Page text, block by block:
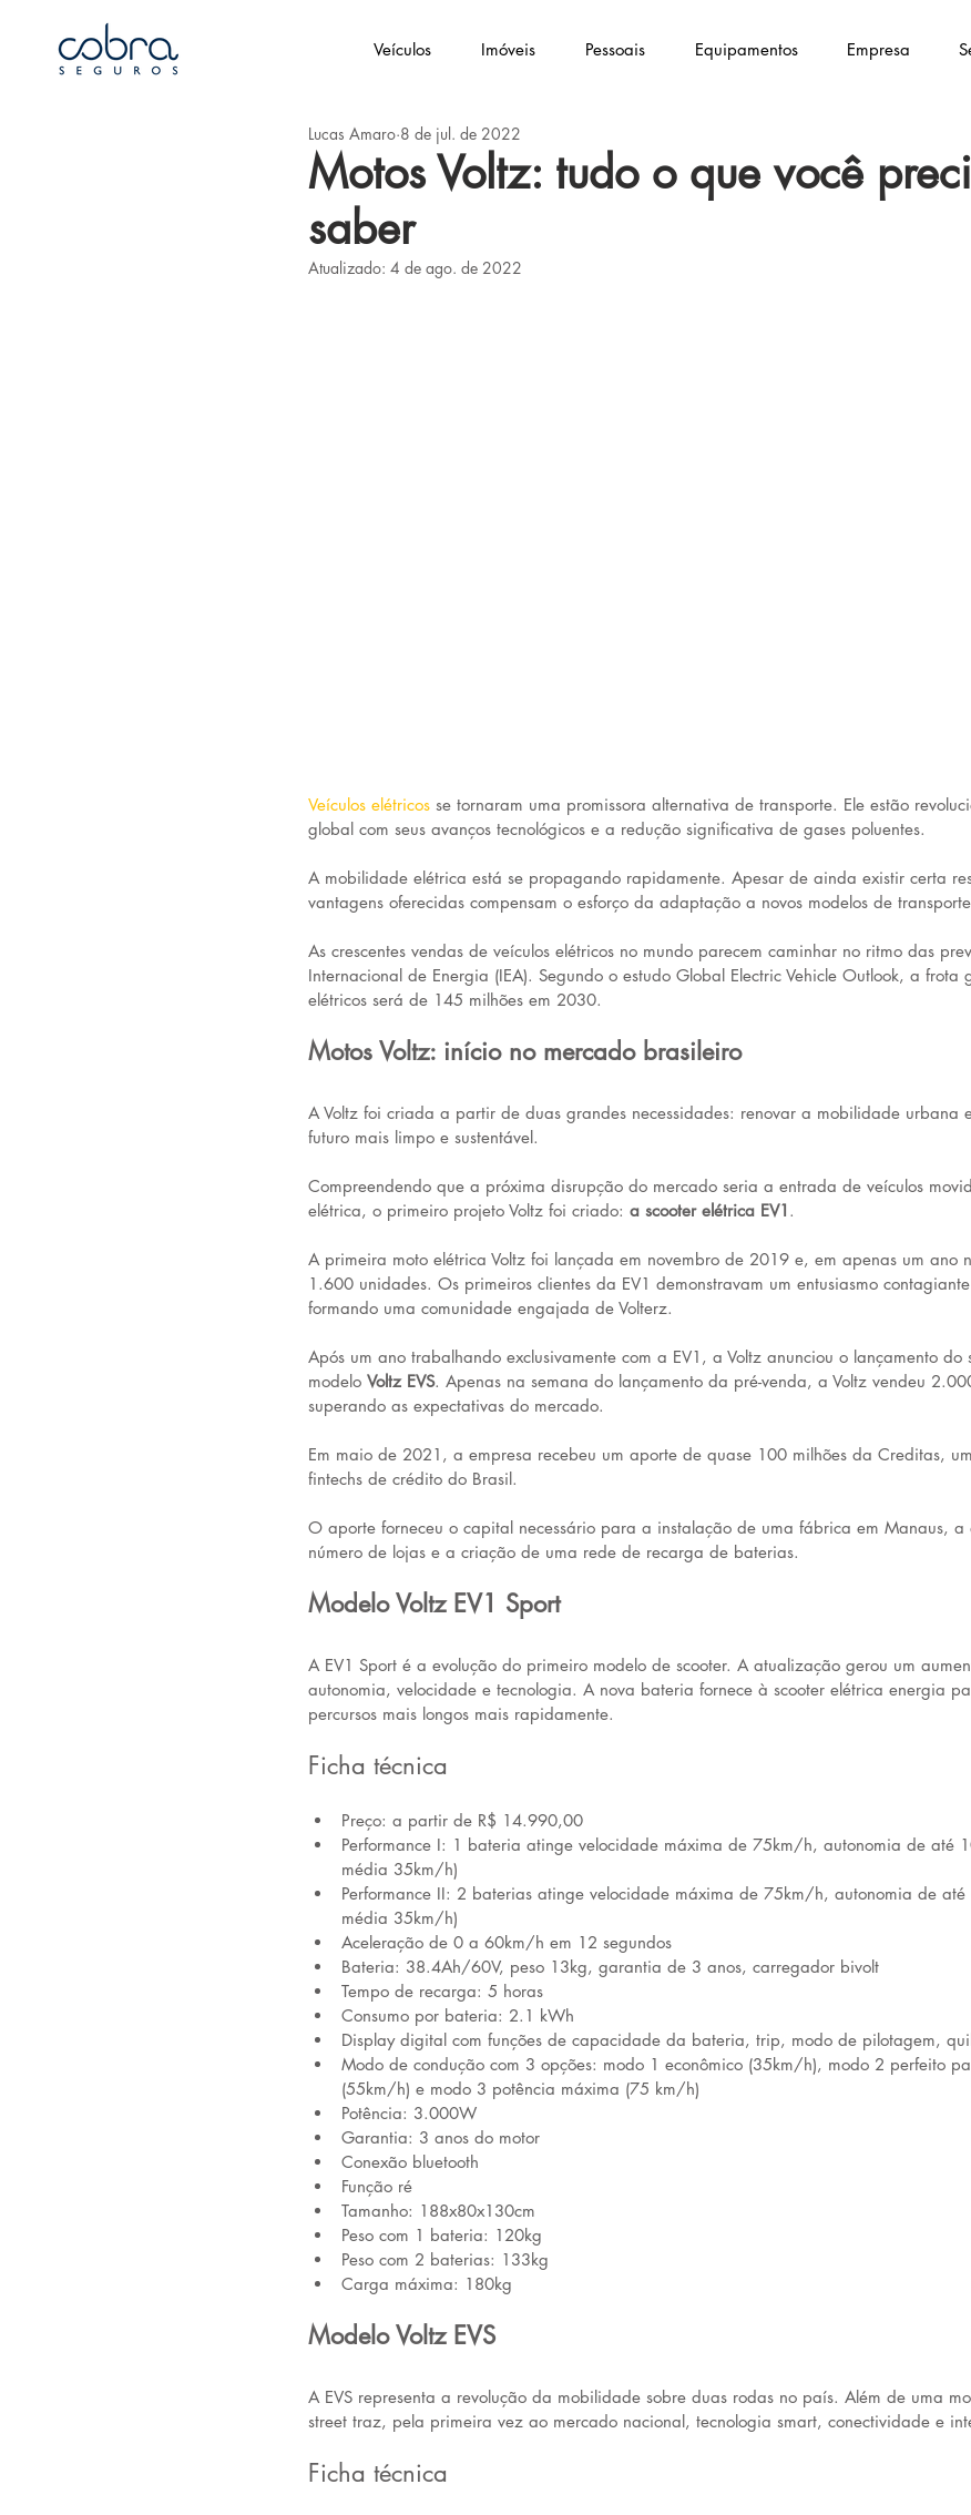
Veículos Imóveis Pessoais Equipamentos Empresa
Motos Voltz: tudo o que você
saber
Lucas Amaro 8 de jul. de 2022
Atualizado: 4 de ago. de 2022
Veículos elétricos se tornaram uma promissora alternativa de transporte. Ele estão
global com seus avanços tecnológicos e a redução significativa de gases poluentes.
A mobilidade elétrica está se propagando rapidamente. Apesar de ainda existir certa
vantagens oferecidas compensam o esforço da adaptação a novos modelos de
As crescentes vendas de veículos elétricos no mundo parecem caminhar no ritmo das
Internacional de Energia (IEA). Segundo o estudo Global Electric Vehicle Outlook, a frota
elétricos será de 145 milhões em 2030.
Motos Voltz: início no mercado brasileiro
A Voltz foi criada a partir de duas grandes necessidades: renovar a mobilidade urbana
futuro mais limpo e sustentável.
Compreendendo que a próxima disrupção do mercado seria a entrada de veículos
elétrica, o primeiro projeto Voltz foi criado: a scooter elétrica EV1 .
A primeira moto elétrica Voltz foi lançada em novembro de 2019 e, em apenas um ano
1.600 unidades. Os primeiros clientes da EV1 demonstravam um entusiasmo
formando uma comunidade engajada de Volterz.
Após um ano trabalhando exclusivamente com a EV1, a Voltz anunciou o lançamento do
modelo Voltz EVS. Apenas na semana do lançamento da pré-venda, a Voltz vendeu
superando as expectativas do mercado.
Em maio de 2021, a empresa recebeu um aporte de quase 100 milhões da Creditas,
fintechs de crédito do Brasil.
O aporte forneceu o capital necessário para a instalação de uma fábrica em Manaus,
número de lojas e a criação de uma rede de recarga de baterias.
Modelo Voltz EV1 Sport
A EV1 Sport é a evolução do primeiro modelo de scooter. A atualização gerou um
autonomia, velocidade e tecnologia. A nova bateria fornece à scooter elétrica energia
percursos mais longos mais rapidamente.
Ficha técnica
Preço: a partir de R$ 14.990,00
Performance I: 1 bateria atinge velocidade máxima de 75km/h, autonomia de até
média 35km/h)
Performance II: 2 baterias atinge velocidade máxima de 75km/h, autonomia de
média 35km/h)
Aceleração de 0 a 60km/h em 12 segundos
Bateria: 38.4Ah/60V, peso 13kg, garantia de 3 anos, carregador bivolt
Tempo de recarga: 5 horas
Consumo por bateria: 2.1 kWh
Display digital com funções de capacidade da bateria, trip, modo de pilotagem,
Modo de condução com 3 opções: modo 1 econômico (35km/h), modo 2 perfeito
(55km/h) e modo 3 potência máxima (75 km/h)
Potência: 3.000W
Garantia: 3 anos do motor
Conexão bluetooth
Função ré
Tamanho: 188x80x130cm
Peso com 1 bateria: 120kg
Peso com 2 baterias: 133kg
Carga máxima: 180kg
Modelo Voltz EVS
A EVS representa a revolução da mobilidade sobre duas rodas no país. Além de uma
street traz, pela primeira vez ao mercado nacional, tecnologia smart, conectividade e
Ficha técnica